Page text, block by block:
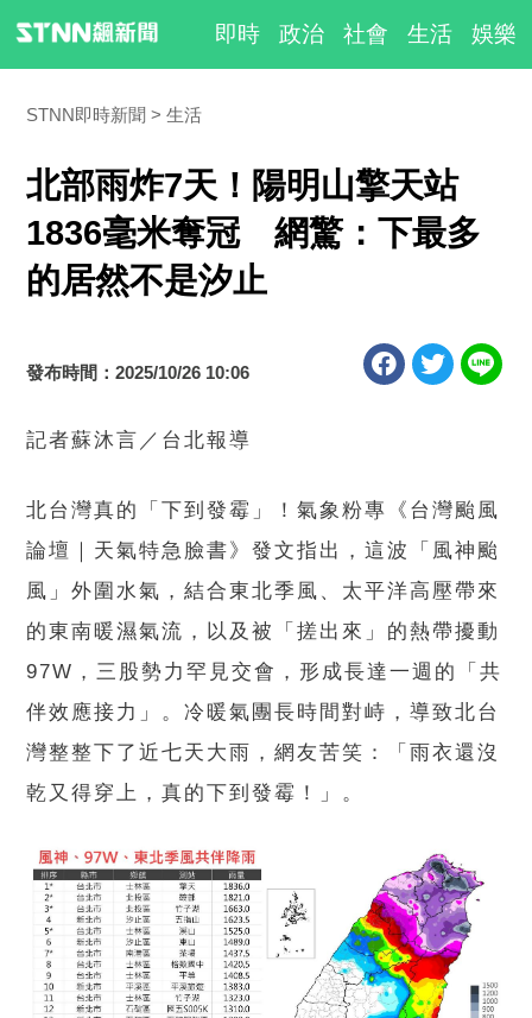
即時 政治 社會 生活 娛樂
STNN即時新聞 生活
北部雨炸7天！陽明山擎天站
1836毫米奪冠 網驚：下最多
的居然不是汐止
發布時間：2025/10/26 10:06
記者蘇沐言／台北報導
北台灣真的「下到發霉」！氣象粉專《台灣颱風
論壇｜天氣特急臉書》發文指出，這波「風神颱
風」外圍水氣，結合東北季風、太平洋高壓帶來
的東南暖濕氣流，以及被「搓出來」的熱帶擾動
97W，三股勢力罕見交會，形成長達一週的「共
伴效應接力」。冷暖氣團長時間對峙，導致北台
灣整整下了近七天大雨，網友苦笑：「雨衣還沒
乾又得穿上，真的下到發霉！」。